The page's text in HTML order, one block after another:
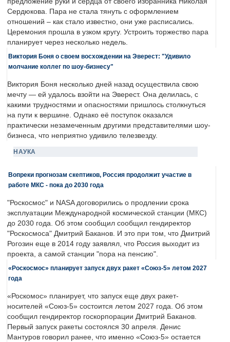
Сердюкова. Пара не стала тянуть с оформлением
отношений – как стало известно, они уже расписались.
Церемония прошла в узком кругу. Устроить торжество пара
планирует через несколько недель.
Виктория Боня о своем восхождении на Эверест: "Удивило
молчание коллег по шоу-бизнесу"
Виктория Боня несколько дней назад осуществила свою
мечту — ей удалось взойти на Эверест. Она делилась, с
какими трудностями и опасностями пришлось столкнуться
на пути к вершине. Однако её поступок оказался
практически незамеченным другими представителями шоу-
бизнеса, что неприятно удивило телезвезду.
НАУКА
Вопреки прогнозам скептиков, Россия продолжит участие в
работе МКС - пока до 2030 года
"Роскосмос" и NASA договорились о продлении срока
эксплуатации Международной космической станции (МКС)
до 2030 года. Об этом сообщил сообщил гендиректор
"Роскосмоса" Дмитрий Баканов. И это при том, что Дмитрий
Рогозин еще в 2014 году заявлял, что Россия выходит из
проекта, а самой станции "пора на пенсию".
«Роскосмос» планирует запуск двух ракет «Союз-5» летом 2027
года
«Роскомос» планирует, что запуск еще двух ракет-
носителей «Союз-5» состоится летом 2027 года. Об этом
сообщил гендиректор госкорпорации Дмитрий Баканов.
Первый запуск ракеты состоялся 30 апреля. Денис
Мантуров говорил ранее, что именно «Союз-5» остается